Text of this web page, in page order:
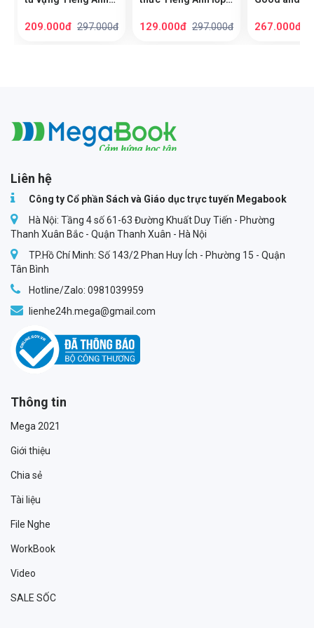
209.000đ 297.000đ 129.000đ 297.000đ
tiểu học (Lớp
267.000đ
Liên hệ
Công ty Cổ phần Sách và Giáo dục trực tuyến Megabook
Hà Nội: Tầng 4 số 61-63 Đường Khuất Duy Tiến - Phường
Thanh Xuân Bắc - Quận Thanh Xuân - Hà Nội
TP.Hồ Chí Minh: Số 143/2 Phan Huy Ích - Phường 15 - Quận
Tân Bình
Hotline/Zalo: 0981039959
lienhe24h.mega@gmail.com
Thông tin
Mega 2021
Giới thiệu
Chia sẻ
Tài liệu
File Nghe
WorkBook
Video
SALE SỐC